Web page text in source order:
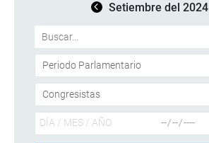
Setiembre del 2024